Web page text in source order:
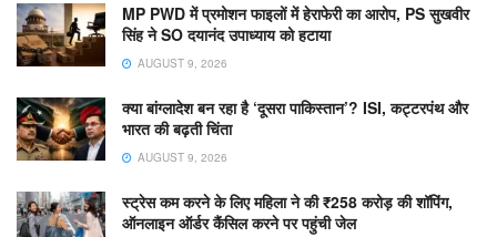
MP PWD में प्रमोशन फाइलों में हेराफेरी का आरोप, PS सुखवीर
सिंह ने SO दयानंद उपाध्याय को हटाया
AUGUST 9, 2026
क्या बांग्लादेश बन रहा है ‘दूसरा पाकिस्तान’? ISI, कट्टरपंथ और
भारत की बढ़ती चिंता
AUGUST 9, 2026
स्ट्रेस कम करने के लिए महिला ने की ₹258 करोड़ की शॉपिंग,
ऑनलाइन ऑर्डर कैंसिल करने पर पहुंची जेल